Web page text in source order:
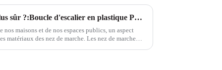
Quel est le nez de marche le plus sûr ?:Boucle d'escalier en plastique PVC flexible et écologique Leguwe
nos maisons et de nos espaces publics, un aspect
nez de marche. Les nez de marche